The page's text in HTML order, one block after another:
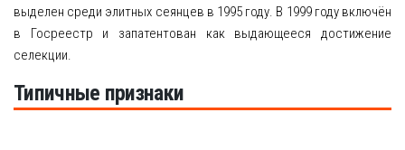
выделен среди элитных сеянцев в 1995 году. В 1999 году включён
в Госреестр и запатентован как выдающееся достижение
селекции.
Типичные признаки